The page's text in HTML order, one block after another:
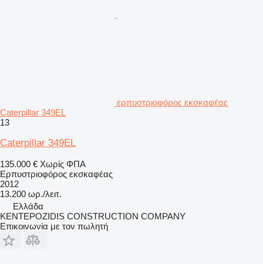
ερπυστριοφόρος εκσκαφέας
Caterpillar 349EL
13
Caterpillar 349EL
135.000 € Χωρίς ΦΠΑ
Ερπυστριοφόρος εκσκαφέας
2012
13.200 ωρ./λειτ.
Ελλάδα
KENTEPOZIDIS CONSTRUCTION COMPANY
Επικοινωνία με τον πωλητή